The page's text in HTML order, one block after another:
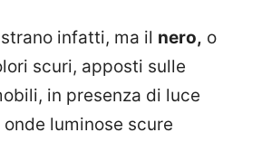
infatti, ma il nero, o
scuri, apposti sulle
in presenza di luce
onde luminose scure